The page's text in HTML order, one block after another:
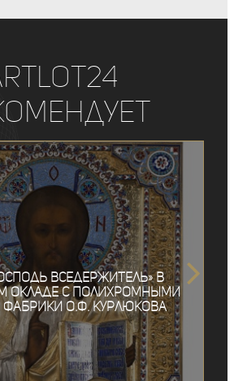
Вседержитель» в
окладе с полихромными
О.Ф. Курлюкова